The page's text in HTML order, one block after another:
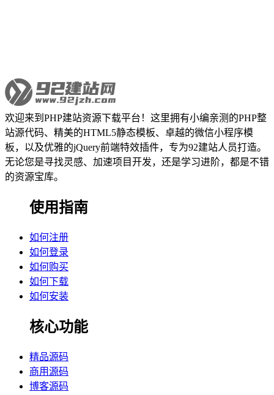
欢迎来到PHP建站资源下载平台！这里拥有小编亲测的PHP整
站源代码、精美的HTML5静态模板、卓越的微信小程序模
板，以及优雅的jQuery前端特效插件，专为92建站人员打造。
无论您是寻找灵感、加速项目开发，还是学习进阶，都是不错
的资源宝库。
使用指南
如何注册
如何登录
如何购买
如何下载
如何安装
核心功能
精品源码
商用源码
博客源码